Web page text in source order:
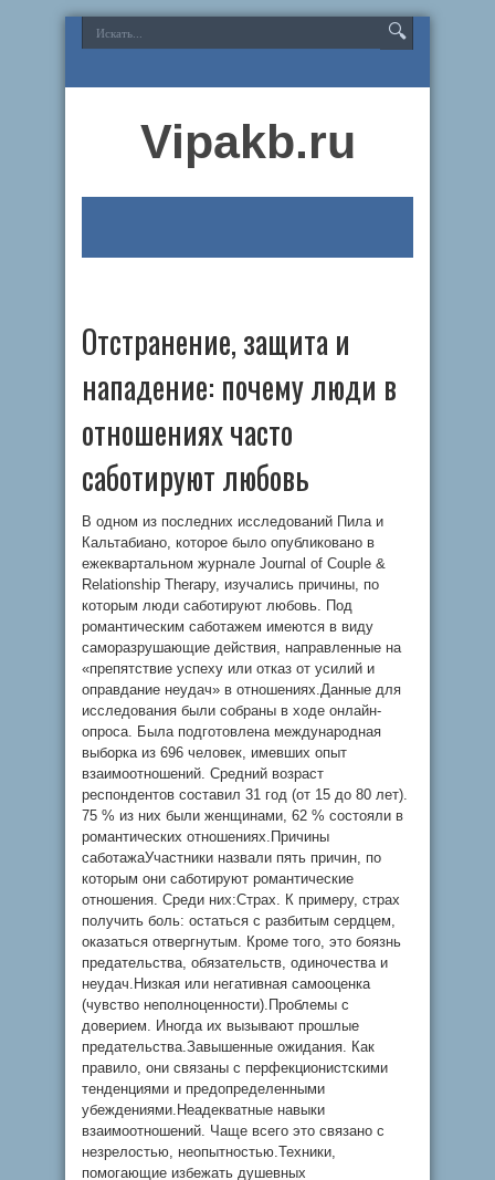
Vipakb.ru
Отстранение, защита и
нападение: почему люди в
отношениях часто
саботируют любовь
В одном из последних исследований Пила и
Кальтабиано, которое было опубликовано в
ежеквартальном журнале Journal of Couple &
Relationship Therapy, изучались причины, по
которым люди саботируют любовь. Под
романтическим саботажем имеются в виду
саморазрушающие действия, направленные на
«препятствие успеху или отказ от усилий и
оправдание неудач» в отношениях.Данные для
исследования были собраны в ходе онлайн-
опроса. Была подготовлена международная
выборка из 696 человек, имевших опыт
взаимоотношений. Средний возраст
респондентов составил 31 год (от 15 до 80 лет).
75 % из них были женщинами, 62 % состояли в
романтических отношениях.Причины
саботажаУчастники назвали пять причин, по
которым они саботируют романтические
отношения. Среди них:Страх. К примеру, страх
получить боль: остаться с разбитым сердцем,
оказаться отвергнутым. Кроме того, это боязнь
предательства, обязательств, одиночества и
неудач.Низкая или негативная самооценка
(чувство неполноценности).Проблемы с
доверием. Иногда их вызывают прошлые
предательства.Завышенные ожидания. Как
правило, они связаны с перфекционистскими
тенденциями и предопределенными
убеждениями.Неадекватные навыки
взаимоотношений. Чаще всего это связано с
незрелостью, неопытностью.Техники,
помогающие избежать душевных